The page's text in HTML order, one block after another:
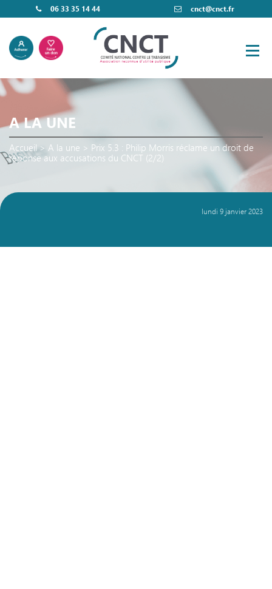
06 33 35 14 44 cnct@cnct.fr
A LA UNE
Accueil> A la une > Prix 5.3 : Philip Morris réclame un droit de
réponse aux accusations du CNCT (2/2)
lundi 9 janvier 2023